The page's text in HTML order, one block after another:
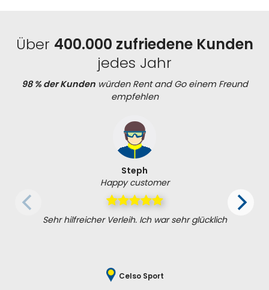
Über 400.000 zufriedene Kunden
jedes Jahr
98 % der Kundenwürden Rent and Go einem Freund
empfehlen
Steph
Happy customer
Sehr hilfreicher Verleih. Ich war sehr glücklich
Celso Sport